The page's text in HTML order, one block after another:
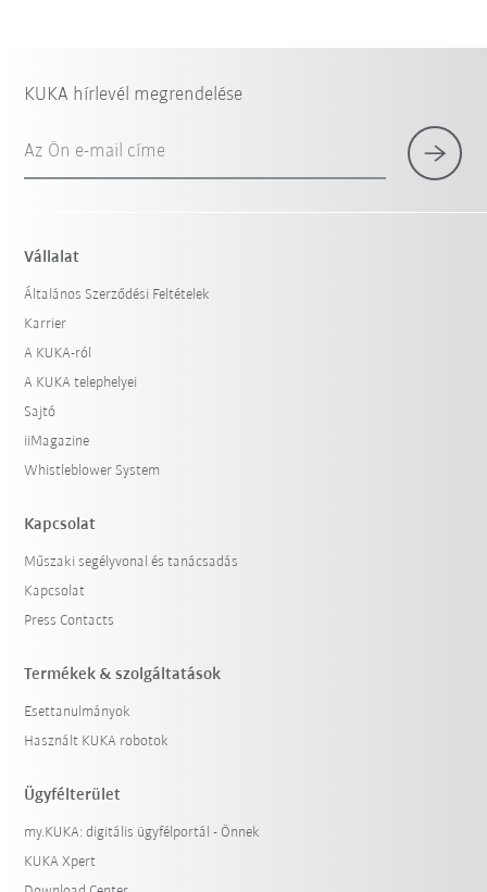
KUKA hírlevél megrendelése
Az Ön e-mail címe
Vállalat
Általános Szerződési Feltételek
Karrier
A KUKA-ról
A KUKA telephelyei
Sajtó
iiMagazine
Whistleblower System
Kapcsolat
Műszaki segélyvonal és tanácsadás
Kapcsolat
Press Contacts
Termékek & szolgáltatások
Esettanulmányok
Használt KUKA robotok
Ügyfélterület
my.KUKA: digitális ügyfélportál - Önnek
KUKA Xpert